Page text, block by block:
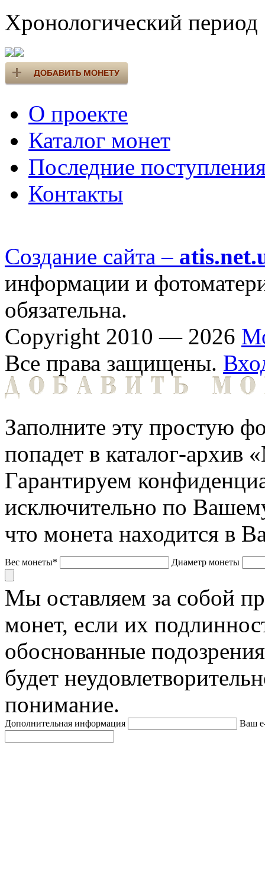
Хронологический период
О проекте
Каталог монет
Последние
Контакты
Создание сайта –
информации и
обязательна.
Copyright 2010 — 2026
Все права защищены.
Заполните эту простую
попадет в каталог-архив
Гарантируем
исключительно по
что монета находится в
Вес монеты* Диаметр монеты
Мы оставляем за собой
монет, если их
обоснованные
будет
понимание.
Дополнительная информация Ваш